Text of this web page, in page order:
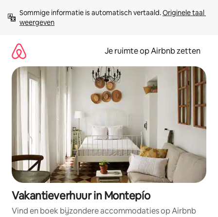
direct
naar
Sommige informatie is automatisch vertaald. Originele taal
weergeven
Je ruimte op Airbnb zetten
Vakantieverhuur in Montepío
Vind en boek bijzondere accommodaties op Airbnb